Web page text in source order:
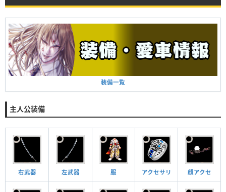
装備一覧
主人公装備
右武器 左武器 服 アクセサリ 顔アクセ